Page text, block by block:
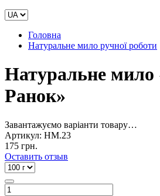
Головна
Натуральне мило ручної роботи
Натуральне мило
Ранок»
Завантажуємо варіанти товару…
Артикул: НМ.23
175 грн.
Оставить отзыв